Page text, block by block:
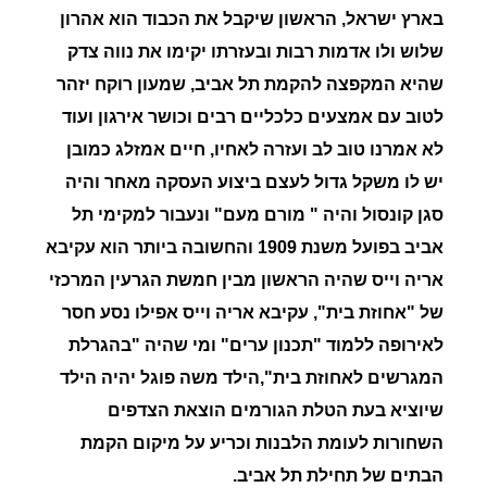
בארץ ישראל, הראשון שיקבל את הכבוד הוא אהרון
שלוש ולו אדמות רבות ובעזרתו יקימו את נווה צדק
שהיא המקפצה להקמת תל אביב, שמעון רוקח יזהר
לטוב עם אמצעים כלכליים רבים וכושר אירגון ועוד
לא אמרנו טוב לב ועזרה לאחיו, חיים אמזלג כמובן
יש לו משקל גדול לעצם ביצוע העסקה מאחר והיה
סגן קונסול והיה " מורם מעם" ונעבור למקימי תל
אביב בפועל משנת 1909 והחשובה ביותר הוא
עקיבא
אריה וייס שהיה הראשון מבין חמשת הגרעין המרכזי
של "אחוזת בית", עקיבא אריה וייס אפילו נסע חסר
לאירופה ללמוד "תכנון ערים" ומי שהיה "בהגרלת
המגרשים לאחוזת בית",הילד משה פוגל יהיה הילד
שיוציא בעת הטלת הגורמים הוצאת הצדפים
השחורות לעומת הלבנות וכריע על מיקום הקמת
הבתים של תחילת תל אביב.